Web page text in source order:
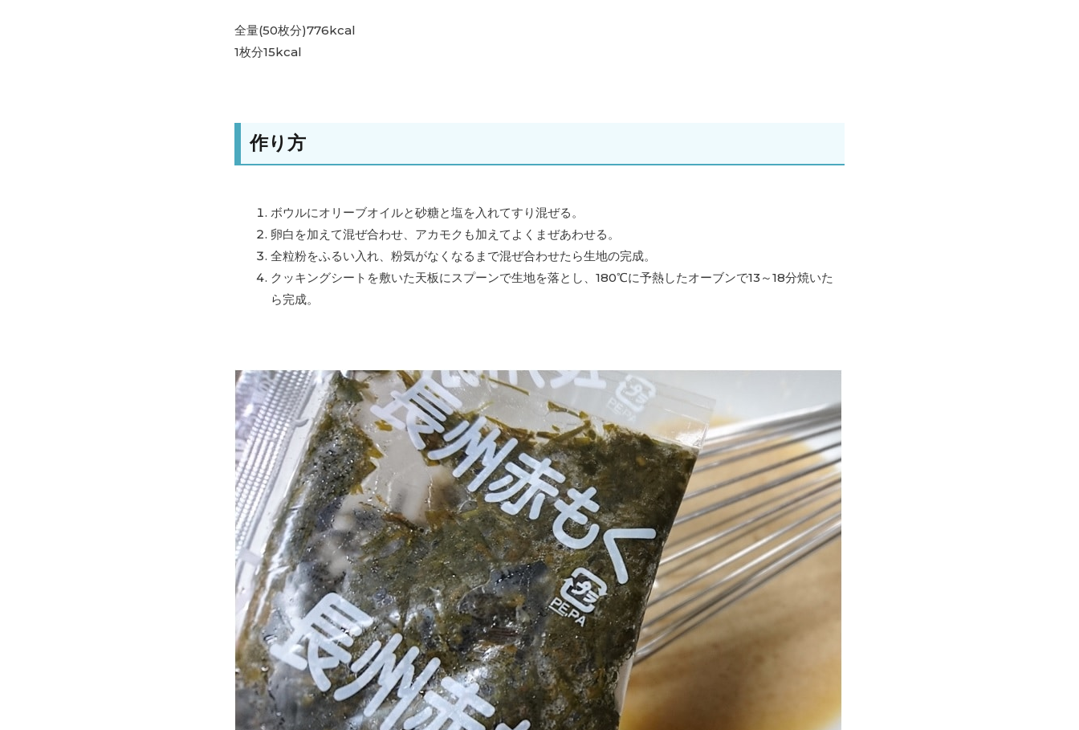
全量(50枚分)776kcal
1枚分15kcal
作り方
ボウルにオリーブオイルと砂糖と塩を入れてすり混ぜる。
卵白を加えて混ぜ合わせ、アカモクも加えてよくまぜあわせる。
全粒粉をふるい入れ、粉気がなくなるまで混ぜ合わせたら生地の完成。
クッキングシートを敷いた天板にスプーンで生地を落とし、180℃に予熱したオーブンで13～18分焼いた
ら完成。